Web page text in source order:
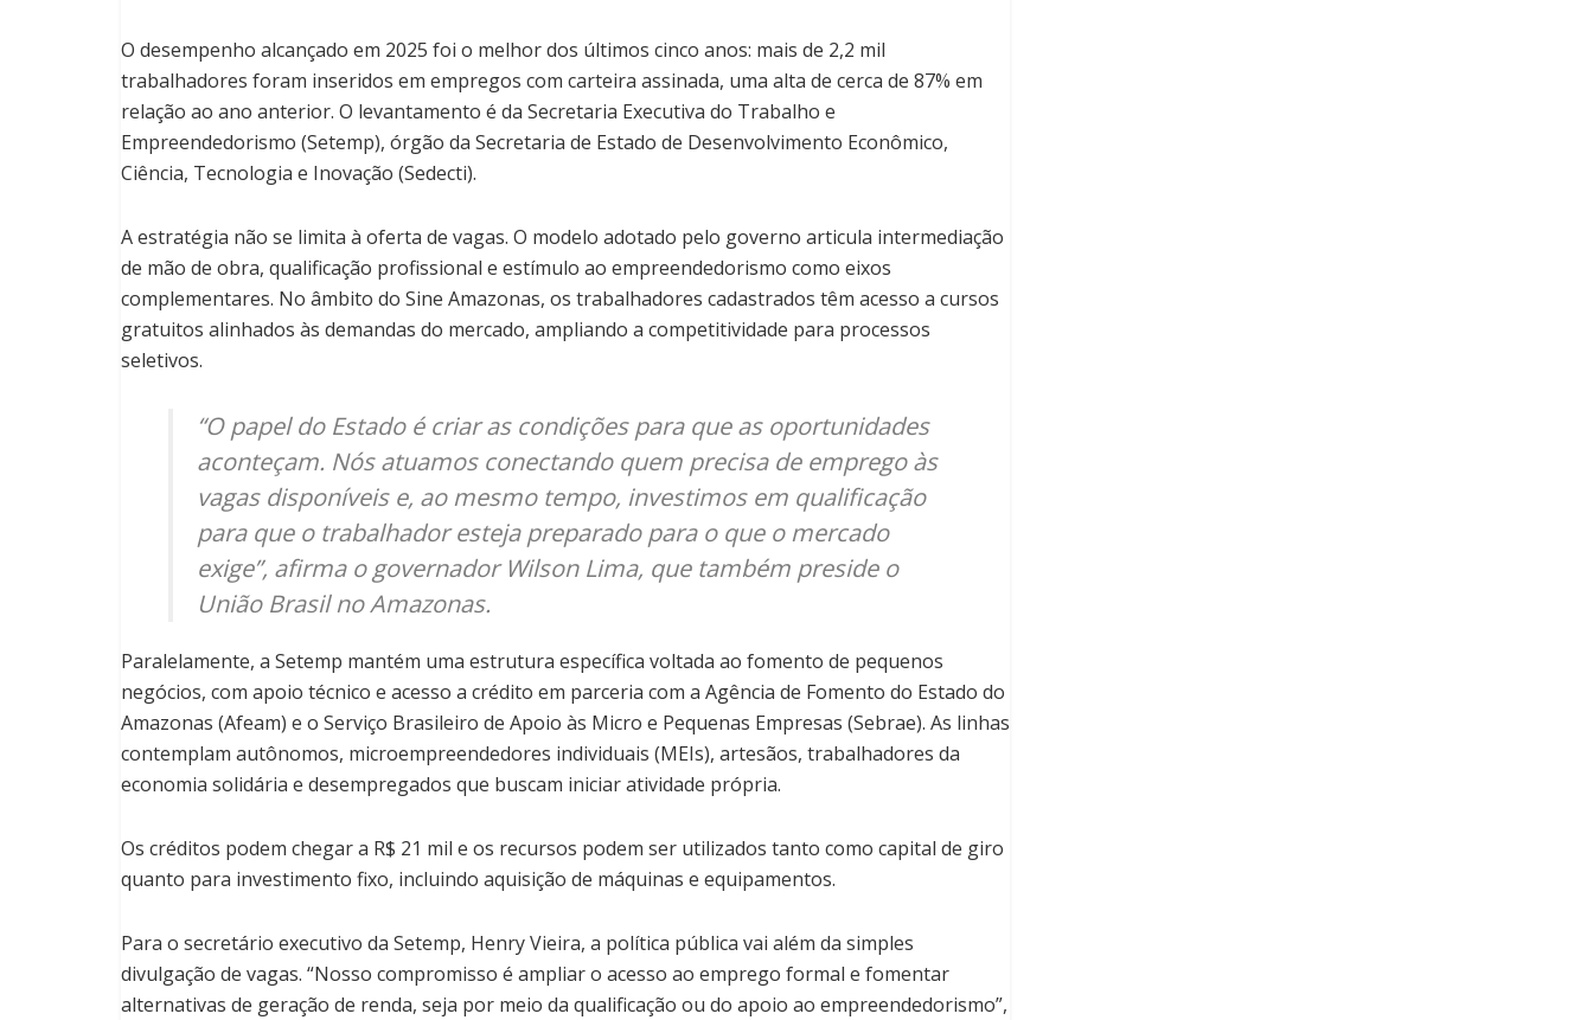
O desempenho alcançado em 2025 foi o melhor dos últimos cinco anos: mais de 2,2 mil
trabalhadores foram inseridos em empregos com carteira assinada, uma alta de cerca de 87% em
relação ao ano anterior. O levantamento é da Secretaria Executiva do Trabalho e
Empreendedorismo (Setemp), órgão da Secretaria de Estado de Desenvolvimento Econômico,
Ciência, Tecnologia e Inovação (Sedecti).
A estratégia não se limita à oferta de vagas. O modelo adotado pelo governo articula intermediação
de mão de obra, qualificação profissional e estímulo ao empreendedorismo como eixos
complementares. No âmbito do Sine Amazonas, os trabalhadores cadastrados têm acesso a cursos
gratuitos alinhados às demandas do mercado, ampliando a competitividade para processos
seletivos.
“O papel do Estado é criar as condições para que as oportunidades
aconteçam. Nós atuamos conectando quem precisa de emprego às
vagas disponíveis e, ao mesmo tempo, investimos em qualificação
para que o trabalhador esteja preparado para o que o mercado
exige”, afirma o governador Wilson Lima, que também preside o
União Brasil no Amazonas.
Paralelamente, a Setemp mantém uma estrutura específica voltada ao fomento de pequenos
negócios, com apoio técnico e acesso a crédito em parceria com a Agência de Fomento do Estado do
Amazonas (Afeam) e o Serviço Brasileiro de Apoio às Micro e Pequenas Empresas (Sebrae). As linhas
contemplam autônomos, microempreendedores individuais (MEIs), artesãos, trabalhadores da
economia solidária e desempregados que buscam iniciar atividade própria.
Os créditos podem chegar a R$ 21 mil e os recursos podem ser utilizados tanto como capital de giro
quanto para investimento fixo, incluindo aquisição de máquinas e equipamentos.
Para o secretário executivo da Setemp, Henry Vieira, a política pública vai além da simples
divulgação de vagas. “Nosso compromisso é ampliar o acesso ao emprego formal e fomentar
alternativas de geração de renda, seja por meio da qualificação ou do apoio ao empreendedorismo”,